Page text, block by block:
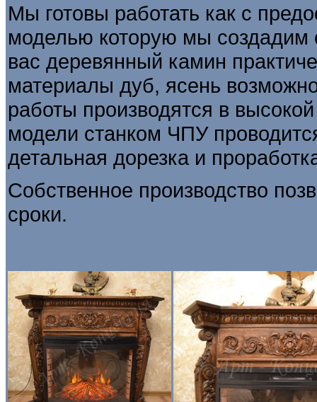
Мы готовы работать как с
моделью которую мы создадим
вас деревянный камин
материалы дуб, ясень
работы производятся в
модели станком ЧПУ
детальная дорезка и
Собственное производство
сроки.